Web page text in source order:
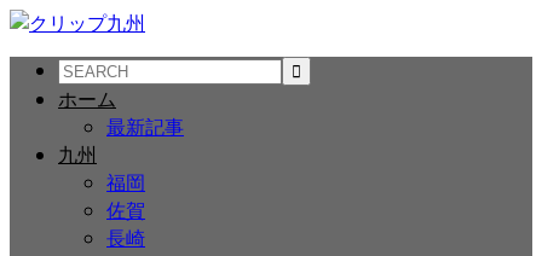
ホーム
最新記事
九州
福岡
佐賀
長崎